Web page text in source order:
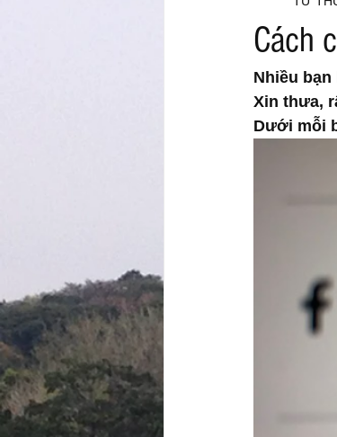
Cách
Nhiều
Xin thưa,
Dưới mỗi